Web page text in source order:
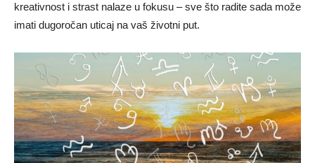
kreativnost i strast nalaze u fokusu – sve što radite sada može
imati dugoročan uticaj na vaš životni put.